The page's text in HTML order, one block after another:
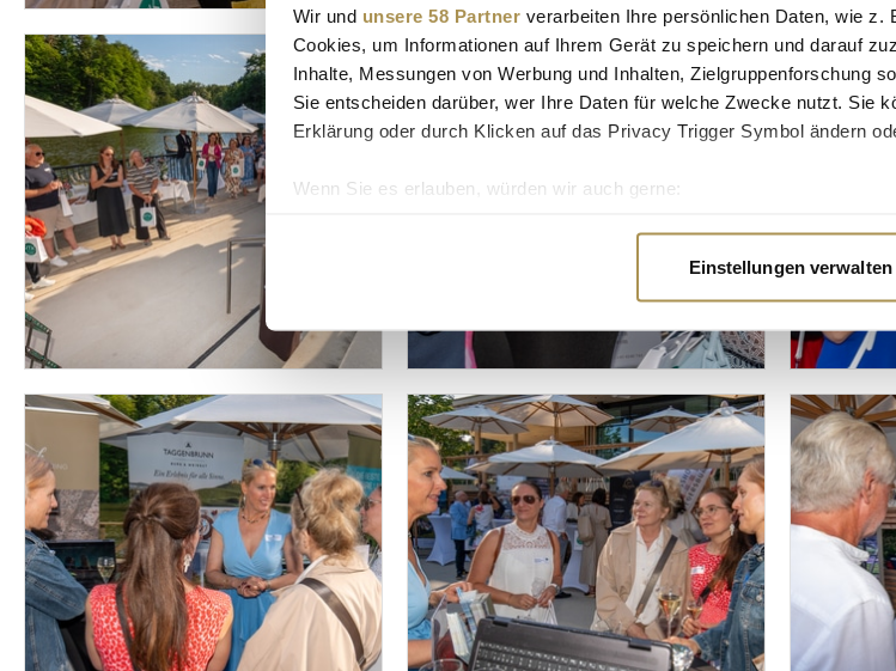
Wir und unsere 58 Partner verarbeiten Ihre persönlichen Daten, wie z.
Cookies, um Informationen auf Ihrem Gerät zu speichern und darauf
Inhalte, Messungen von Werbung und Inhalten, Zielgruppenforschung
Sie entscheiden darüber, wer Ihre Daten für welche Zwecke nutzt. Sie
Erklärung oder durch Klicken auf das Privacy Trigger Symbol ändern
Wenn Sie es erlauben, würden wir auch gerne:
Erfahren Sie mehr darüber, wie Ihre persönlichen Daten verarbeitet
Wir verwenden Cookies, um Inhalte und Anzeigen zu personalisieren,
und die Zugriffe auf unsere Website zu analysieren. Außerdem geben
Website an unsere Partner für soziale Medien, Werbung und Analysen
möglicherweise mit weiteren Daten zusammen, die Sie ihnen
der Dienste gesammelt haben.
Einstellungen verwalten